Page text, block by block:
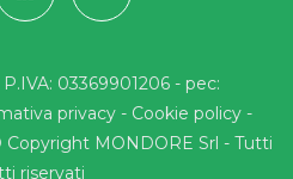
03369901206 - pec:
privacy- Cookie policy-
MONDORE Srl - Tutti
riservati